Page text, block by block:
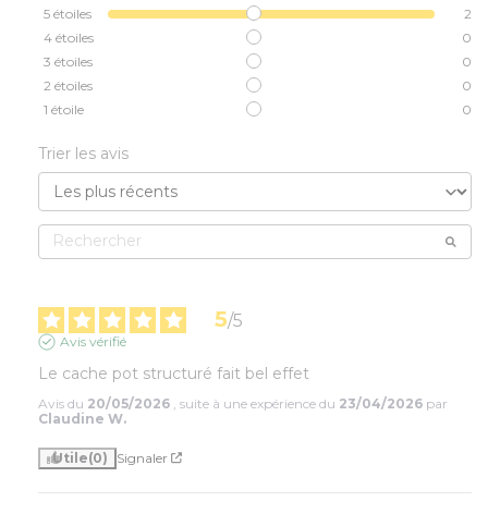
5 étoiles
2
4 étoiles
0
3 étoiles
0
2 étoiles
0
1 étoile 0
Trier les avis
5/5
Avis vérifié
Le cache pot structuré fait bel effet
Avis du 20/05/2026 , suite à une expérience du 23/04/2026 par
Claudine W.
Utile(0) Signaler